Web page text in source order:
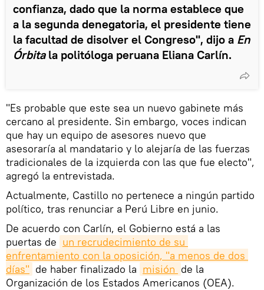
confianza, dado que la norma establece que
a la segunda denegatoria, el presidente tiene
la facultad de disolver el Congreso", dijo a En
Órbita la politóloga peruana Eliana Carlín.
"Es probable que este sea un nuevo gabinete más
cercano al presidente. Sin embargo, voces indican
que hay un equipo de asesores nuevo que
asesoraría al mandatario y lo alejaría de las fuerzas
tradicionales de la izquierda con las que fue electo",
agregó la entrevistada.
Actualmente, Castillo no pertenece a ningún partido
político, tras renunciar a Perú Libre en junio.
De acuerdo con Carlín, el Gobierno está a las
puertas de un recrudecimiento de su
enfrentamiento con la oposición, "a menos de dos
días" de haber finalizado la misión de la
Organización de los Estados Americanos (OEA).